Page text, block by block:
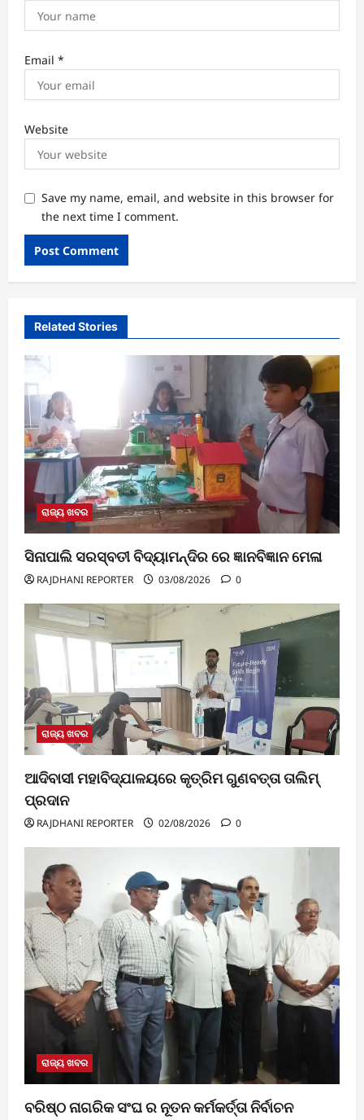
Email *
Website
Save my name, email, and website in this browser for
the next time I comment.
Related Stories
ରାଜ୍ୟ ଖବର
ସିନାପାଲି ସରସ୍ବତୀ ବିଦ୍ୟାମନ୍ଦିର ରେ ଜ୍ଞାନବିଜ୍ଞାନ ମେଳା
RAJDHANI REPORTER 03/08/2026 0
ରାଜ୍ୟ ଖବର
ଆଦିବାସୀ ମହାବିଦ୍ଯାଳୟରେ କୃତ୍ରିମ ଗୁଣବତ୍ତା ତାଲିମ୍
ପ୍ରଦାନ
RAJDHANI REPORTER 02/08/2026 0
ରାଜ୍ୟ ଖବର
ବରିଷ୍ଠ ନାଗରିକ ସଂଘ ର ନୂତନ କର୍ମକର୍ତ୍ତା ନିର୍ବାଚନ